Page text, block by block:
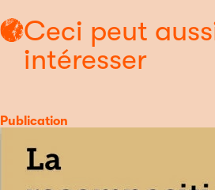
Ceci peut
intéresser
Catégorie
Publication